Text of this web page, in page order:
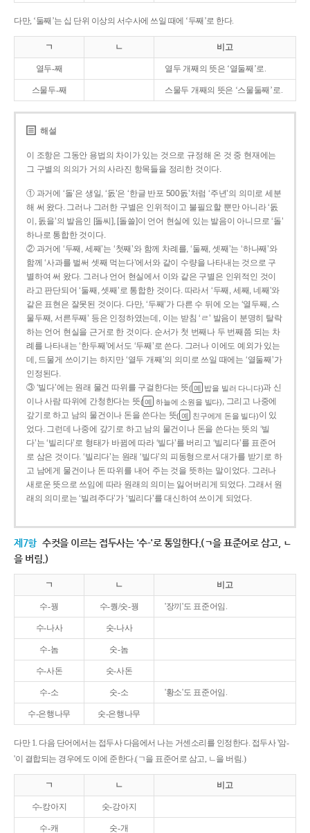
다만, ‘둘째’는 십 단위 이상의 서수사에 쓰일 때에 ‘두째’로 한다.
ㄱ ㄴ 비고
열두-째 열두 개째의 뜻은 ‘열둘째’로.
스물두-째 스물두 개째의 뜻은 ‘스물둘째’로.
해설
이 조항은 그동안 용법의 차이가 있는 것으로 규정해 온 것 중 현재에는
그 구별의 의의가 거의 사라진 항목들을 정리한 것이다.
① 과거에 ‘돌’은 생일, ‘돐’은 ‘한글 반포 500돐’처럼 ‘주년’의 의미로 세분
해 써 왔다. 그러나 그러한 구별은 인위적이고 불필요할 뿐만 아니라 ‘돐
이, 돐을’의 발음인 [돌씨], [돌쓸]이 언어 현실에 있는 발음이 아니므로 ‘돌’
하나로 통합한 것이다.
② 과거에 ‘두째, 세째’는 ‘첫째’와 함께 차례를, ‘둘째, 셋째’는 ‘하나째’와
함께 ‘사과를 벌써 셋째 먹는다’에서와 같이 수량을 나타내는 것으로 구
별하여 써 왔다. 그러나 언어 현실에서 이와 같은 구별은 인위적인 것이
라고 판단되어 ‘둘째, 셋째’로 통합한 것이다. 따라서 ‘두째, 세째, 네째’와
같은 표현은 잘못된 것이다. 다만, ‘두째’가 다른 수 뒤에 오는 ‘열두째, 스
물두째, 서른두째’ 등은 인정하였는데, 이는 받침 ‘ㄹ’ 발음이 분명히 탈락
하는 언어 현실을 근거로 한 것이다. 순서가 첫 번째나 두 번째쯤 되는 차
례를 나타내는 ‘한두째’에서도 ‘두째’로 쓴다. 그러나 이에도 예외가 있는
데, 드물게 쓰이기는 하지만 ‘열두 개째’의 의미로 쓰일 때에는 ‘열둘째’가
인정된다.
③ ‘빌다’에는 원래 물건 따위를 구걸한다는 뜻( 예 밥을 빌러 다니다)과 신
이나 사람 따위에 간청한다는 뜻( 예 하늘에 소원을 빌다), 그리고 나중에
갚기로 하고 남의 물건이나 돈을 쓴다는 뜻( 예 친구에게 돈을 빌다)이 있
었다. 그런데 나중에 갚기로 하고 남의 물건이나 돈을 쓴다는 뜻의 ‘빌
다’는 ‘빌리다’로 형태가 바뀜에 따라 ‘빌다’를 버리고 ‘빌리다’를 표준어
로 삼은 것이다. ‘빌리다’는 원래 ‘빌다’의 피동형으로서 대가를 받기로 하
고 남에게 물건이나 돈 따위를 내어 주는 것을 뜻하는 말이었다. 그러나
새로운 뜻으로 쓰임에 따라 원래의 의미는 잃어버리게 되었다. 그래서 원
래의 의미로는 ‘빌려주다’가 ‘빌리다’를 대신하여 쓰이게 되었다.
제7항 수컷을 이르는 접두사는 '수-'로 통일한다.(ㄱ을 표준어로 삼고, ㄴ
을 버림.)
ㄱ ㄴ 비고
수-꿩 수-퀑/숫-꿩 '장끼'도 표준어임.
수-나사 숫-나사
수-놈 숫-놈
수-사돈 숫-사돈
수-소 숫-소 '황소'도 표준어임.
수-은행나무 숫-은행나무
다만 1. 다음 단어에서는 접두사 다음에서 나는 거센소리를 인정한다. 접두사 '암-
'이 결합되는 경우에도 이에 준한다.(ㄱ을 표준어로 삼고, ㄴ을 버림.)
ㄱ ㄴ 비고
수-캉아지 숫-강아지
수-캐 숫-개